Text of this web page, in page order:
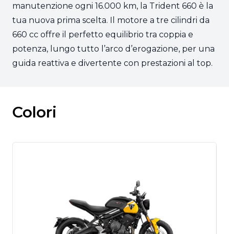
manutenzione ogni 16.000 km, la Trident 660 è la
tua nuova prima scelta. Il motore a tre cilindri da
660 cc offre il perfetto equilibrio tra coppia e
potenza, lungo tutto l’arco d’erogazione, per una
guida reattiva e divertente con prestazioni al top.
Colori